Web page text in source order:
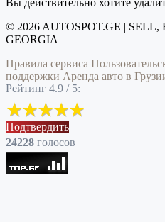
Вы действительно хотите
© 2026 AUTOSPOT.GE | SELL,
GEORGIA
Правила сервиса
поддержки Аренда авто в
Рейтинг 4.9 / 5:
Подтвердить
24228 голоcов